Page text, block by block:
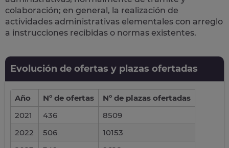
colaboración; en general, la realización de
actividades administrativas elementales con arreglo
a instrucciones recibidas o normas existentes.
Evolución de ofertas y plazas ofertadas
Año Nº de ofertas
Nº de plazas ofertadas
2021
436
8509
2022
506
10153